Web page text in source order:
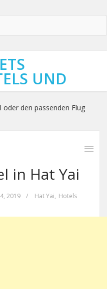
UND
den passenden Flug
in Hat Yai
2019 / Hat Yai, Hotels